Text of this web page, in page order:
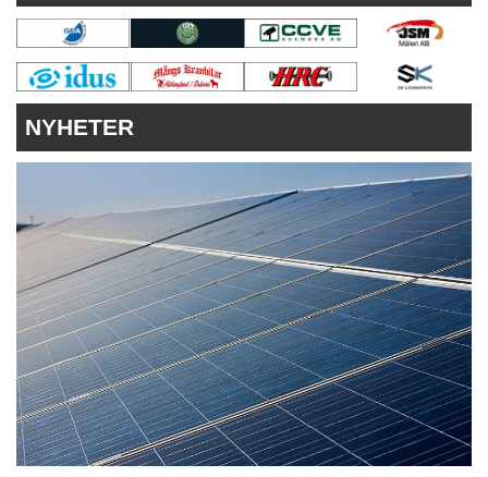
KONTAKT
VÅRA ANDRA MAGASIN
PRENUMERERA
ANNONSERA
NYHETER